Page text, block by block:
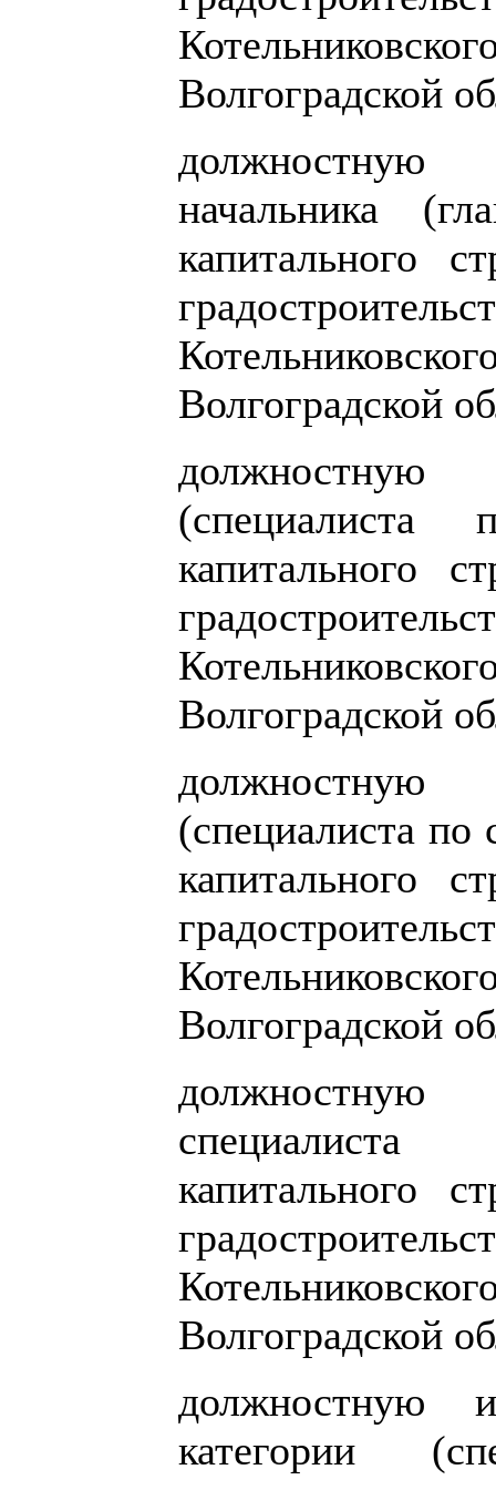
Волгоградской
должностную
начальника
капитального
Волгоградской
должностную
(специалиста
капитального
Волгоградской
должностную
(специалиста
капитального
Волгоградской
капитального
Волгоградской
должностную
категории